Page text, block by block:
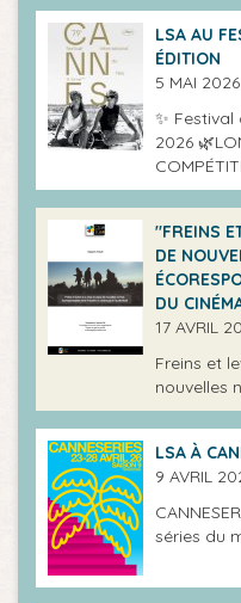
LSA AU
ÉDITION
5 MAI 2026
✨ Festival
2026
"FREINS
DE
DU
17 AVRIL
Freins et
nouvelles
LSA À
9 AVRIL
séries du